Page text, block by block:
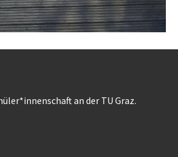
an der TU Graz.